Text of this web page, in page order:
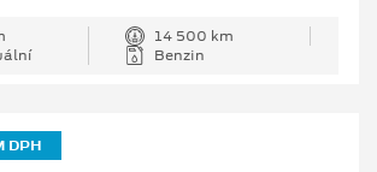
14 500 km
Benzin
DPH